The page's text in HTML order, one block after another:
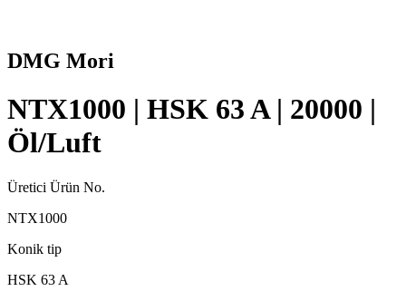
DMG Mori
NTX1000 | HSK 63 A | 20000 |
Öl/Luft
Üretici Ürün No.
NTX1000
Konik tip
HSK 63 A